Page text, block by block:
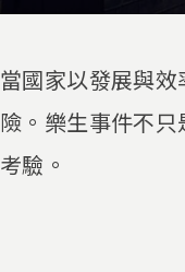
當國家以發展與
險。樂生事件不
考驗。